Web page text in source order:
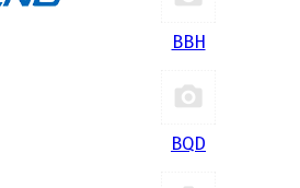
BBH
BQD